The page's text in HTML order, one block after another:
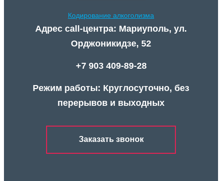
Кодирование алкоголизма
Адрес call-центра: Мариуполь, ул.
Орджоникидзе, 52
+7 903 409-89-28
Режим работы: Круглосуточно, без
перерывов и выходных
Заказать звонок